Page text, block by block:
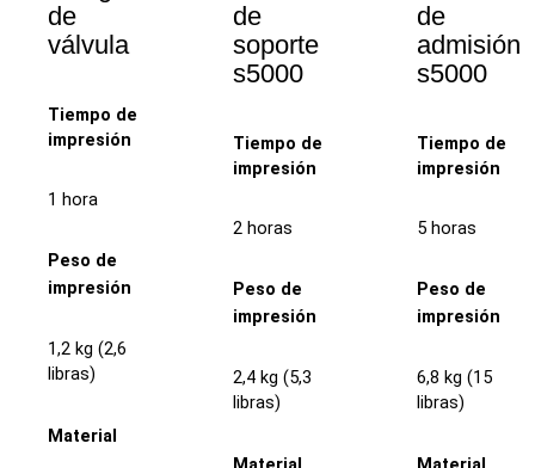
de
válvula
Tiempo de
impresión
1 hora
Peso de
impresión
1,2 kg (2,6
libras)
Material
de
soporte
s5000
Tiempo de
impresión
2 horas
Peso de
impresión
2,4 kg (5,3
libras)
de
admisión
s5000
Tiempo de
impresión
5 horas
Peso de
impresión
6,8 kg (15
libras)